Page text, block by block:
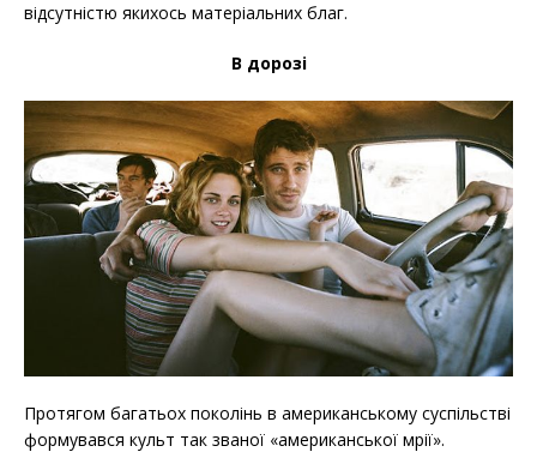
відсутністю якихось матеріальних благ.
В дорозі
Протягом багатьох поколінь в американському суспільстві
формувався культ так званої «американської мрії».